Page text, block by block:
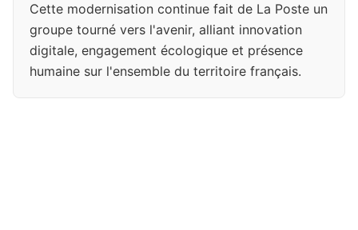
Cette modernisation continue fait de La Poste un
groupe tourné vers l'avenir, alliant innovation
digitale, engagement écologique et présence
humaine sur l'ensemble du territoire français.